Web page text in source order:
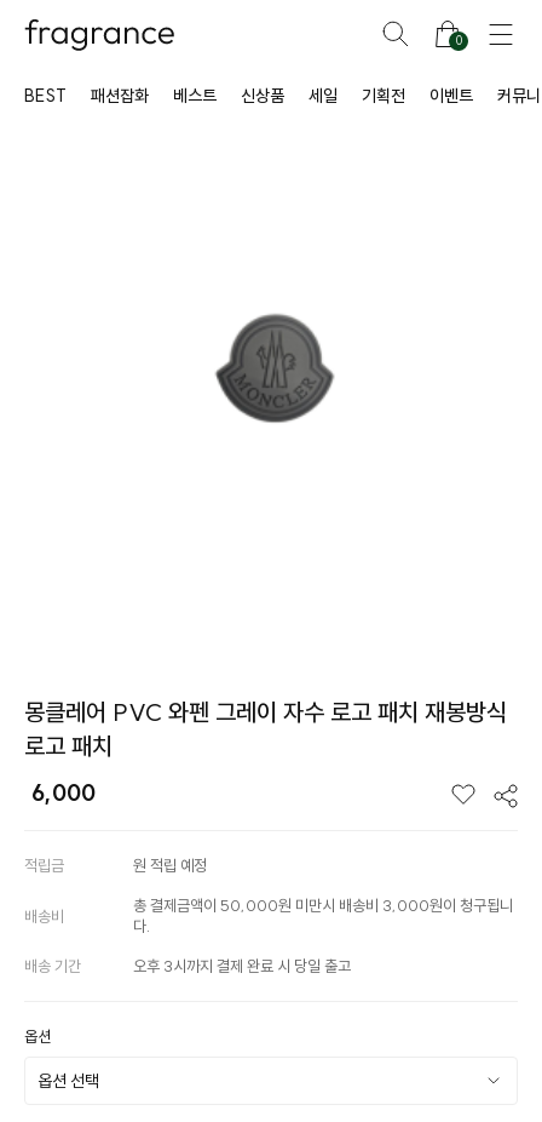
0
BEST 패션잡화 베스트 신상품 세일 기획전 이벤트 커뮤
몽클레어 PVC 와펜 그레이 자수 로고 패치 재봉방식
로고 패치
6,000
적립금 원 적립 예정
배송비
총 결제금액이 50,000원 미만시 배송비 3,000원이 청구됩니
다.
배송 기간 오후 3시까지 결제 완료 시 당일 출고
옵션